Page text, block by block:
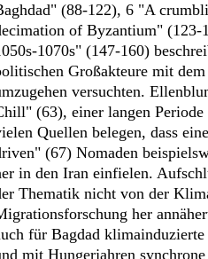
(88-122), 6 "A
of Byzantium" (123-
1070s" (147-160)
Großakteure mit
versuchten.
(63), einer langen
Quellen belegen, dass
(67) Nomaden
in den Iran einfielen.
Thematik nicht von der
her
für Bagdad
mit Hungerjahren